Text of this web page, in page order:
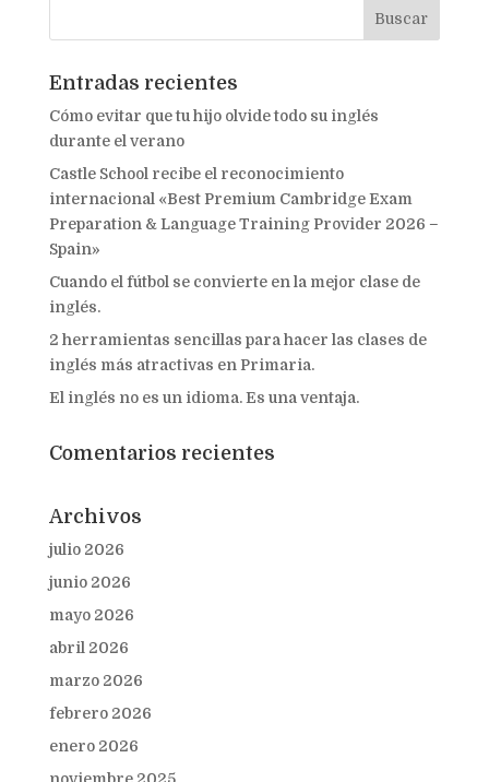
Entradas recientes
Cómo evitar que tu hijo olvide todo su inglés
durante el verano
Castle School recibe el reconocimiento
internacional «Best Premium Cambridge Exam
Preparation & Language Training Provider 2026 –
Spain»
Cuando el fútbol se convierte en la mejor clase de
inglés.
2 herramientas sencillas para hacer las clases de
inglés más atractivas en Primaria.
El inglés no es un idioma. Es una ventaja.
Comentarios recientes
Archivos
julio 2026
junio 2026
mayo 2026
abril 2026
marzo 2026
febrero 2026
enero 2026